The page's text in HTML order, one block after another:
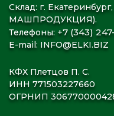
Склад: г.
МАШПРОДУКЦИЯ).
Телефоны: +7 (343)
E-mail: INFO@ELKI.BIZ
КФХ Плетцов П. С.
ИНН 771503227660
ОГРНИП